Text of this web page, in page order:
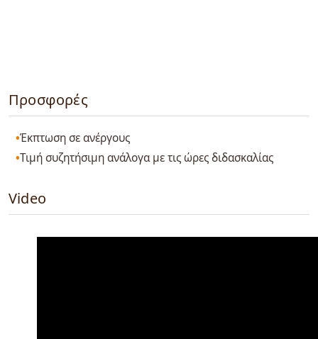
Προσφορές
Έκπτωση σε ανέργους
Τιμή συζητήσιμη ανάλογα με τις ώρες διδασκαλίας
Video